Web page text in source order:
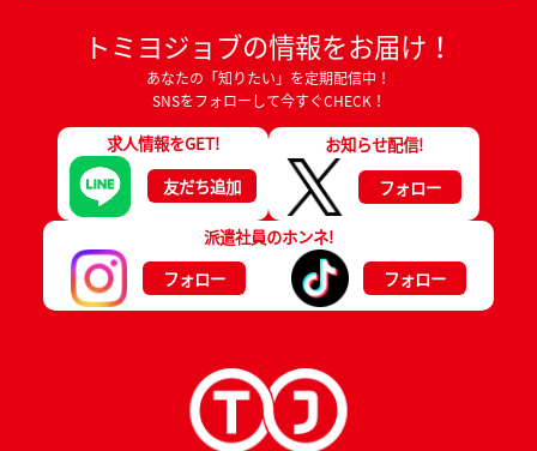
トミヨジョブの情報をお届け！
あなたの「知りたい」を定期配信中！
SNSをフォローして今すぐCHECK！
求人情報をGET!
友だち追加
お知らせ配信!
フォロー
派遣社員のホンネ!
フォロー
フォロー